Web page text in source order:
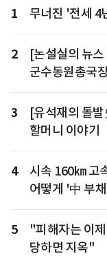
1 무너진 '전세 4
2
[논설실의 뉴
군수동원총국
3
[유석재의 돌
할머니 이야기
4
시속 160㎞ 고
어떻게 '中 부
5
"피해자는 이
당하면 지옥"